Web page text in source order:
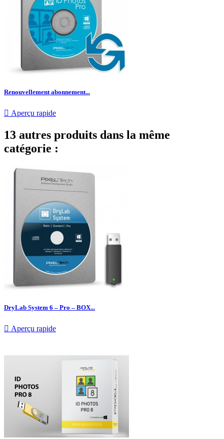
Renouvellement abonnement...
 Aperçu rapide
13 autres produits dans la même
catégorie :
DryLab System 6 – Pro – BOX...
 Aperçu rapide